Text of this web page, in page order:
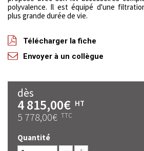
polyvalence. Il est équipé d'une
plus grande durée de vie.
Télécharger la fiche
Envoyer à un collègue
dès
4 815,00€ HT
5 778,00€ TTC
Quantité